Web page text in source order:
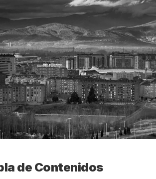
de Contenidos